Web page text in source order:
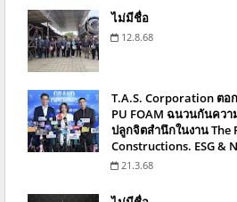
ไม่มีชื่อ
12.8.68
T.A.S. Corporation ตอ
PU FOAM ฉนวนกันคว
ปลูกจิตสำนึกในงาน The
Constructions. ESG &
21.3.68